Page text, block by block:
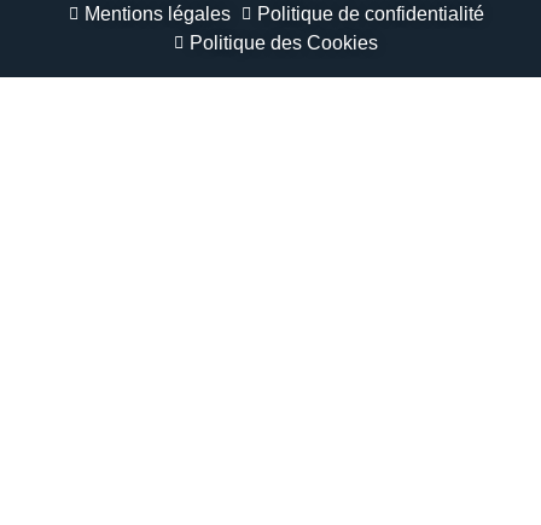
Mentions légales
Politique de confidentialité
Politique des Cookies